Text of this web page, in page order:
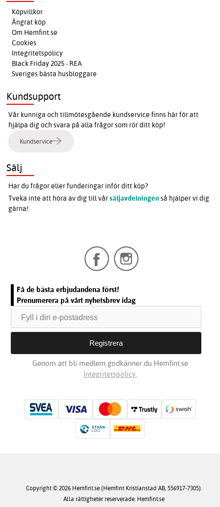
Köpvillkor
Ångrat köp
Om Hemfint.se
Cookies
Integritetspolicy
Black Friday 2025 - REA
Sveriges bästa husbloggare
Kundsupport
Vår kunniga och tillmötesgående kundservice finns här för att
hjälpa dig och svara på alla frågor som rör ditt köp!
Kundservice
Sälj
Har du frågor eller funderingar inför ditt köp?
Tveka inte att höra av dig till vårsäljavdelningen så hjälper vi dig
gärna!
Få de bästa erbjudandena först!
Prenumerera på vårt nyhetsbrev idag
Genom att bli medlem godkänner du Hemfint.se
Integritetspolicy.
Copyright © 2026 Hemfint.se (Hemfint Kristianstad AB, 556917-7305).
Alla rättigheter reserverade. Hemfint.se